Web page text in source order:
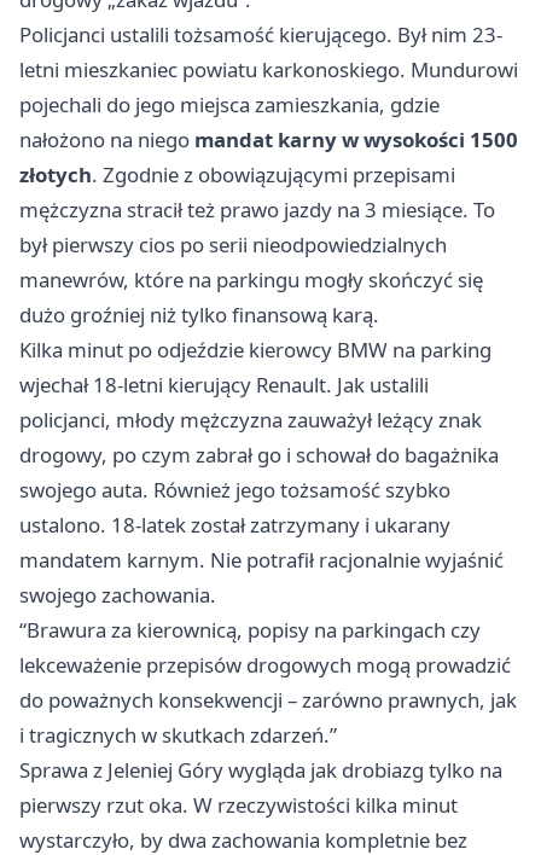
Policjanci ustalili tożsamość kierującego. Był nim 23-
letni mieszkaniec powiatu karkonoskiego. Mundurowi
pojechali do jego miejsca zamieszkania, gdzie
nałożono na niego mandat karny w wysokości 1500
złotych. Zgodnie z obowiązującymi przepisami
mężczyzna stracił też prawo jazdy na 3 miesiące. To
był pierwszy cios po serii nieodpowiedzialnych
manewrów, które na parkingu mogły skończyć się
dużo groźniej niż tylko finansową karą.
Kilka minut po odjeździe kierowcy BMW na parking
wjechał 18-letni kierujący Renault. Jak ustalili
policjanci, młody mężczyzna zauważył leżący znak
drogowy, po czym zabrał go i schował do bagażnika
swojego auta. Również jego tożsamość szybko
ustalono. 18-latek został zatrzymany i ukarany
mandatem karnym. Nie potrafił racjonalnie wyjaśnić
swojego zachowania.
“Brawura za kierownicą, popisy na parkingach czy
lekceważenie przepisów drogowych mogą prowadzić
do poważnych konsekwencji – zarówno prawnych, jak
i tragicznych w skutkach zdarzeń.”
Sprawa z Jeleniej Góry wygląda jak drobiazg tylko na
pierwszy rzut oka. W rzeczywistości kilka minut
wystarczyło, by dwa zachowania kompletnie bez